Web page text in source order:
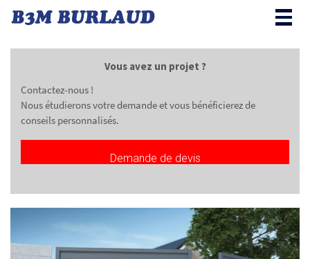
Vous avez un projet ?
Contactez-nous !
Nous étudierons votre demande et vous bénéficierez de
conseils personnalisés.
Demande de devis